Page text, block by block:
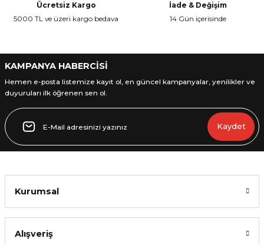
Gönder
Ücretsiz Kargo
5000 TL ve üzeri kargo bedava
İade & Değişim
14 Gün içerisinde
KAMPANYA HABERCİSİ
Hemen e-posta listemize kayıt ol, en güncel kampanyalar, yenilikler ve
duyuruları ilk öğrenen sen ol.
Kaydet
Kurumsal
Alışveriş